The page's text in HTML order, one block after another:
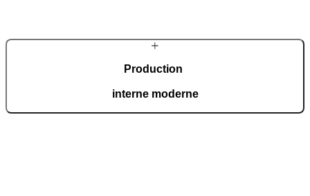
Production
interne moderne